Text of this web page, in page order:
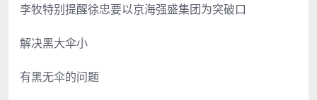
李牧特别提醒徐忠要以京海强盛集团为突破口
解决黑大伞小
有黑无伞的问题